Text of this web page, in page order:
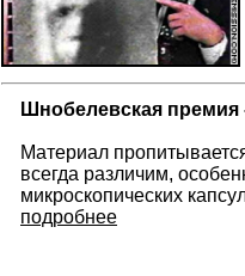
Шнобелевская премия
Материал
всегда различим,
микроскопических
подробнее